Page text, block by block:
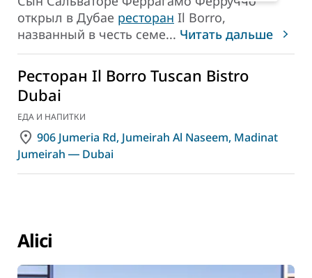
открыл в Дубае ресторан Il Borro,
названный в честь семе... Читать дальше
Ресторан Il Borro Tuscan Bistro
Dubai
ЕДА И НАПИТКИ
906 Jumeria Rd, Jumeirah Al Naseem, Madinat
Jumeirah ― Dubai
Alici